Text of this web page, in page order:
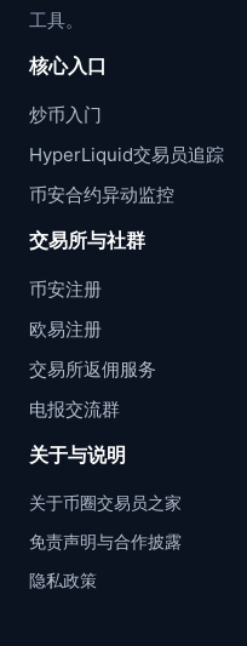
工具。
核心入口
炒币入门
HyperLiquid交易员追踪
币安合约异动监控
交易所与社群
币安注册
欧易注册
交易所返佣服务
电报交流群
关于与说明
关于币圈交易员之家
免责声明与合作披露
隐私政策